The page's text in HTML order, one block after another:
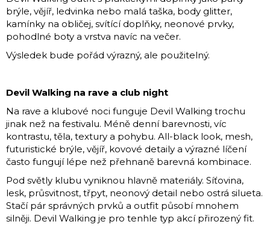
brýle, vějíř, ledvinka nebo malá taška, body glitter,
kamínky na obličej, svítící doplňky, neonové prvky,
pohodlné boty a vrstva navíc na večer.
Výsledek bude pořád výrazný, ale použitelný.
Devil Walking na rave a club night
Na rave a klubové noci funguje Devil Walking trochu
jinak než na festivalu. Méně denní barevnosti, víc
kontrastu, těla, textury a pohybu. All-black look, mesh,
futuristické brýle, vějíř, kovové detaily a výrazné líčení
často fungují lépe než přehnaně barevná kombinace.
Pod světly klubu vyniknou hlavně materiály. Síťovina,
lesk, průsvitnost, třpyt, neonový detail nebo ostrá silueta.
Stačí pár správných prvků a outfit působí mnohem
silněji. Devil Walking je pro tenhle typ akcí přirozený fit.